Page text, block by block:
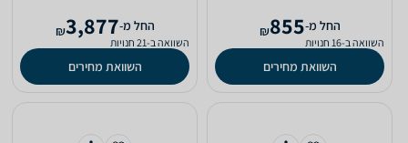
‫החל מ-855
₪
השוואה ב-16 חנויות
השוואת מחירים
‫החל מ-3,877
₪
השוואה ב-21 חנויות
השוואת מחירים